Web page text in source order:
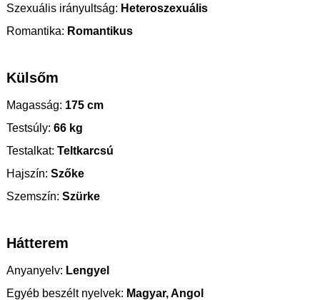
Szexuális irányultság: Heteroszexuális
Romantika: Romantikus
Külsőm
Magasság: 175 cm
Testsúly: 66 kg
Testalkat: Teltkarcsú
Hajszín: Szőke
Szemszín: Szürke
Hátterem
Anyanyelv: Lengyel
Egyéb beszélt nyelvek: Magyar, Angol